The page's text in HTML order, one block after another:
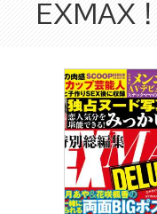
EXMAX